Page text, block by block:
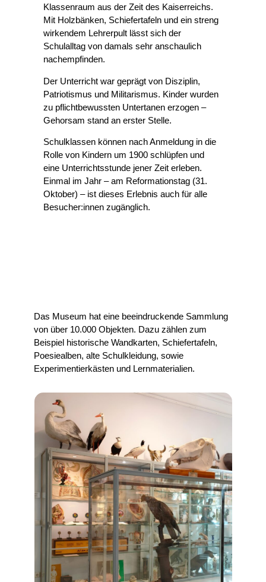
Klassenraum aus der Zeit des Kaiserreichs.
Mit Holzbänken, Schiefertafeln und ein streng
wirkendem Lehrerpult lässt sich der
Schulalltag von damals sehr anschaulich
nachempfinden.
Der Unterricht war geprägt von Disziplin,
Patriotismus und Militarismus. Kinder wurden
zu pflichtbewussten Untertanen erzogen –
Gehorsam stand an erster Stelle.
Schulklassen können nach Anmeldung in die
Rolle von Kindern um 1900 schlüpfen und
eine Unterrichtsstunde jener Zeit erleben.
Einmal im Jahr – am Reformationstag (31.
Oktober) – ist dieses Erlebnis auch für alle
Besucher:innen zugänglich.
Das Museum hat eine beeindruckende Sammlung
von über 10.000 Objekten. Dazu zählen zum
Beispiel historische Wandkarten, Schiefertafeln,
Poesiealben, alte Schulkleidung, sowie
Experimentierkästen und Lernmaterialien.